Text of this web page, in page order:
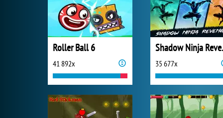
Roller Ball 6
41 892x 35 677x